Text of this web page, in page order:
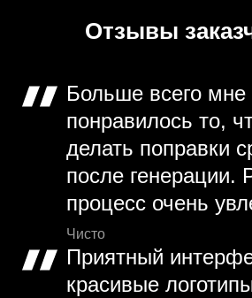
Отзывы
Больше всего мне
понравилось то,
делать поправки
после генерации.
процесс очень
Чисто
Приятный
красивые